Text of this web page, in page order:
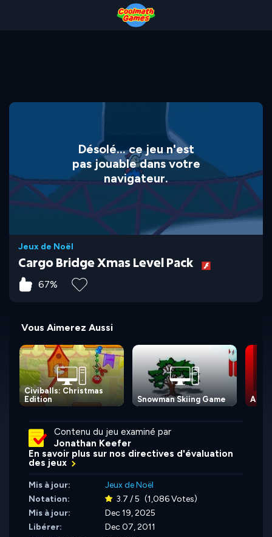
Désolé... ce jeu n'est
pas jouable dans votre
navigateur.
Jeux de Noël
Cargo Bridge Xmas Level Pack
67%
Vous Aimerez Aussi
Civiballs: Christmas
Edition
Snowman Skiing Game A
Contenu du jeu examiné par
Jonathan Keefer
En savoir plus sur nos directives d'évaluation
des jeux
Mis à jour:
Jeux de Noël
Notation:
3.7 / 5 (1,086 Votes)
Mis à jour:
Dec 19, 2025
Libérer:
Dec 07, 2011